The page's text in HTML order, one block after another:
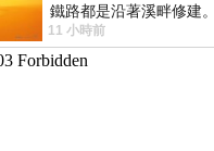
鐵路都是沿著溪畔修建
但因與臺鐵集集線車站
11 小時前